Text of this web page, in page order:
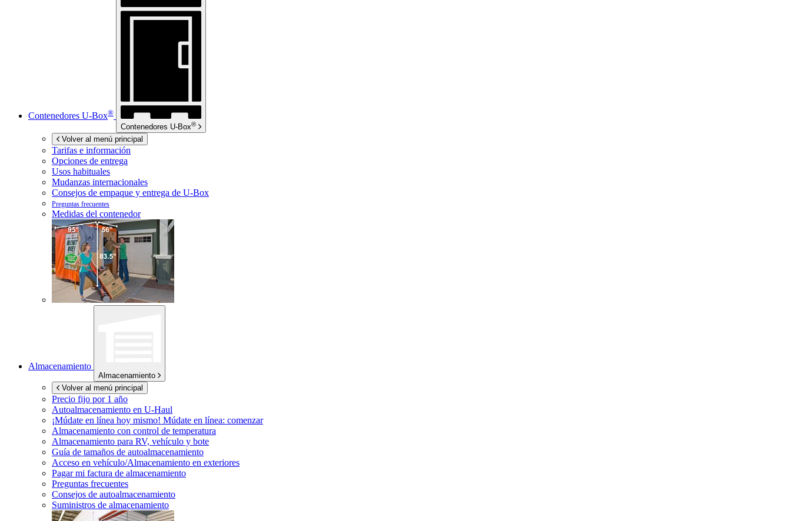
Contenedores U-Box®
Contenedores U-Box®
Volver al menú principal
Tarifas e información
Opciones de entrega
Usos habituales
Mudanzas internacionales
Consejos de empaque y entrega de U-Box
Preguntas frecuentes
Medidas del contenedor
Almacenamiento
Almacenamiento
Volver al menú principal
Precio fijo por 1 año
Autoalmacenamiento en U-Haul
¡Múdate en línea hoy mismo! Múdate en línea: comenzar
Almacenamiento con control de temperatura
Almacenamiento para RV, vehículo y bote
Guía de tamaños de autoalmacenamiento
Acceso en vehículo/Almacenamiento en exteriores
Pagar mi factura de almacenamiento
Preguntas frecuentes
Consejos de autoalmacenamiento
Suministros de almacenamiento